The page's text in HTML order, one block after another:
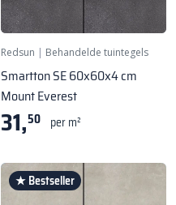
Redsun | Behandelde tuintegels
Smartton SE 60x60x4 cm
Mount Everest
31,50 per m²
★ Bestseller